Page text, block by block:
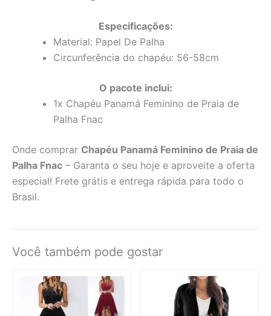
Especificações:
Material: Papel De Palha
Circunferência do chapéu: 56-58cm
O pacote inclui:
1x Chapéu Panamá Feminino de Praia de
Palha Fnac
Onde comprar Chapéu Panamá Feminino de Praia de
Palha Fnac – Garanta o seu hoje e aproveite a oferta
especial! Frete grátis e entrega rápida para todo o
Brasil.
Você também pode gostar